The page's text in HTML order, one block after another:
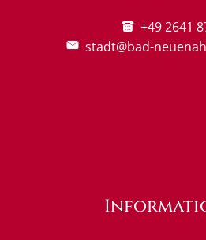
+49 2641
stadt@bad-